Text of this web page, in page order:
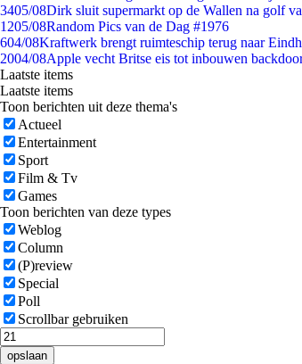
3405/08Dirk sluit supermarkt op de Wallen na golf
1205/08Random Pics van de Dag #1976
604/08Kraftwerk brengt ruimteschip terug naar
2004/08Apple vecht Britse eis tot inbouwen
Laatste items
Laatste items
Toon berichten uit deze thema's
Actueel
Entertainment
Sport
Film & Tv
Games
Toon berichten van deze types
Weblog
Column
(P)review
Special
Poll
Scrollbar gebruiken
opslaan